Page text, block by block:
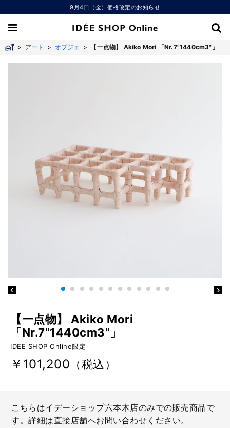
9月4日（金）価格改定のお知らせ
> アート > オブジェ > 【一点物】 Akiko Mori 「Nr.7"1440cm3"」
【一点物】 Akiko Mori
「Nr.7"1440cm3"」
IDEE SHOP Online限定
￥101,200 （税込）
こちらはイデーショップ六本木店のみでの販売商品で
す。詳細は直接店舗へお問い合わせください。